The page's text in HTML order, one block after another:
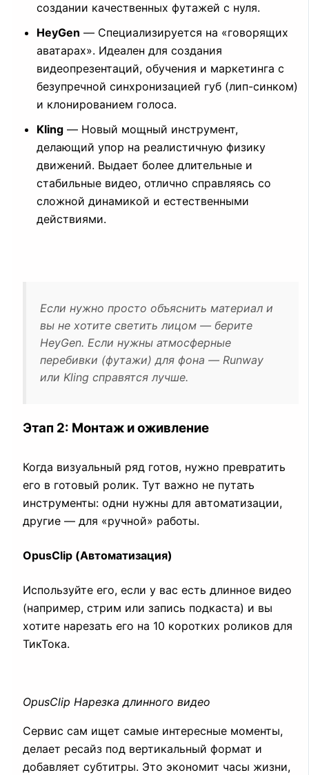
создании качественных футажей с нуля.
HeyGen — Специализируется на «говорящих
аватарах». Идеален для создания
видеопрезентаций, обучения и маркетинга с
безупречной синхронизацией губ (лип-синком)
и клонированием голоса.
Kling— Новый мощный инструмент,
делающий упор на реалистичную физику
движений. Выдает более длительные и
стабильные видео, отлично справляясь со
сложной динамикой и естественными
действиями.
Если нужно просто объяснить материал и
вы не хотите светить лицом — берите
HeyGen. Если нужны атмосферные
перебивки (футажи) для фона — Runway
или Kling справятся лучше.
Этап 2: Монтаж и оживление
Когда визуальный ряд готов, нужно превратить
его в готовый ролик. Тут важно не путать
инструменты: одни нужны для автоматизации,
другие — для «ручной» работы.
OpusClip (Автоматизация)
Используйте его, если у вас есть длинное видео
(например, стрим или запись подкаста) и вы
хотите нарезать его на 10 коротких роликов для
ТикТока.
OpusClip Нарезка длинного видео
Сервис сам ищет самые интересные моменты,
делает ресайз под вертикальный формат и
добавляет субтитры. Это экономит часы жизни,